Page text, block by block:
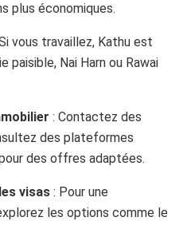
plus économiques.
vous travaillez, Kathu est
paisible, Nai Harn ou Rawai
: Contactez des
des plateformes
des offres adaptées.
visas : Pour une
les options comme le